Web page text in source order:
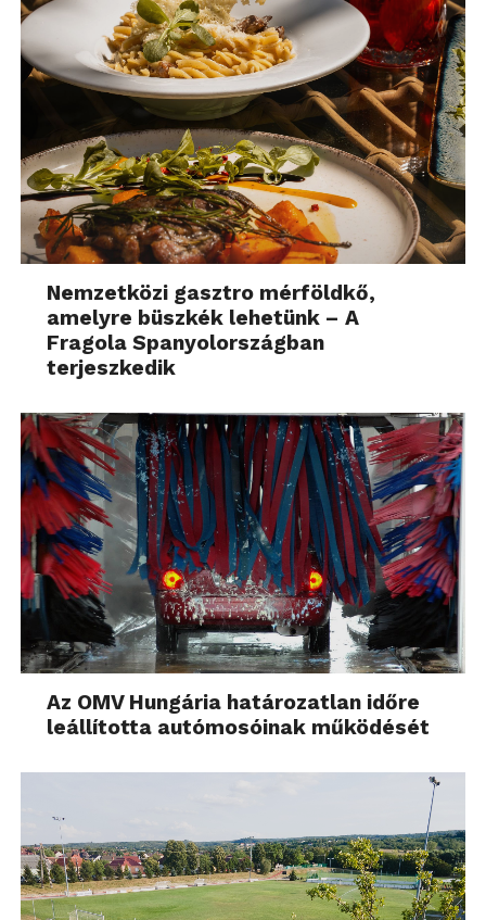
Nemzetközi gasztro mérföldkő,
amelyre büszkék lehetünk – A
Fragola Spanyolországban
terjeszkedik
Az OMV Hungária határozatlan időre
leállította autómosóinak működését